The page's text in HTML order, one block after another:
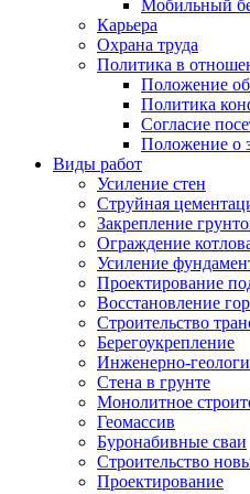
Мобильный
Карьера
Охрана труда
Политика в
Положение
Политика
Согласие
Положение о
Виды работ
Усиление стен
Струйная
Закрепление
Ограждение
Усиление
Проектирование
Восстановление
Строительство
Берегоукрепление
Инженерно-
Стена в грунте
Монолитное
Геомассив
Буронабивные сваи
Строительство
Проектирование